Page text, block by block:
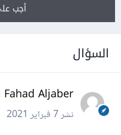
أجب
السؤال
Fahad Aljaber
نشر7 فبراير 2021